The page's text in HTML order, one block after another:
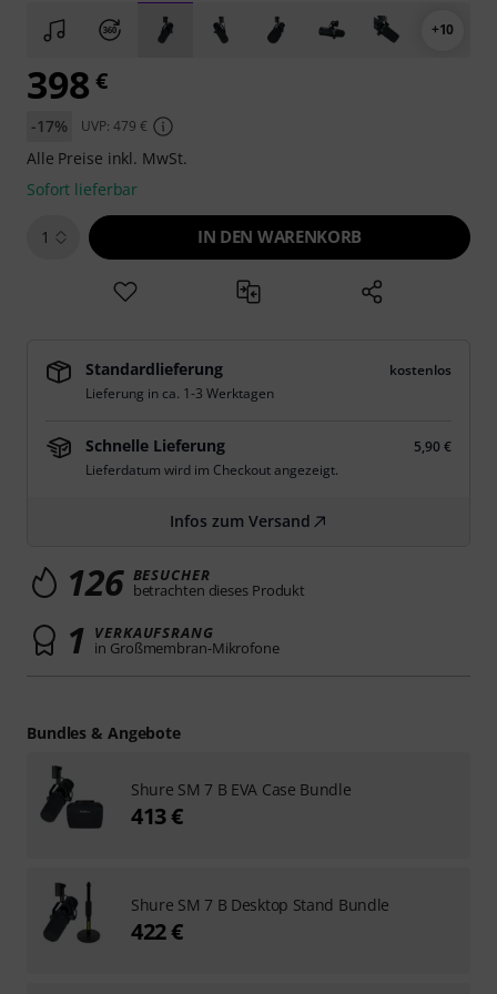
+10
398 €
-17% UVP: 479 €
Alle Preise inkl. MwSt.
Sofort lieferbar
1 IN DEN WARENKORB
Standardlieferung
kostenlos
Lieferung in ca. 1-3 Werktagen
Schnelle Lieferung
5,90 €
Lieferdatum wird im Checkout angezeigt.
Infos zum Versand
126 BESUCHER
betrachten dieses Produkt
1 VERKAUFSRANG
in Großmembran-Mikrofone
Bundles & Angebote
Shure SM 7 B EVA Case Bundle
413 €
Shure SM 7 B Desktop Stand Bundle
422 €